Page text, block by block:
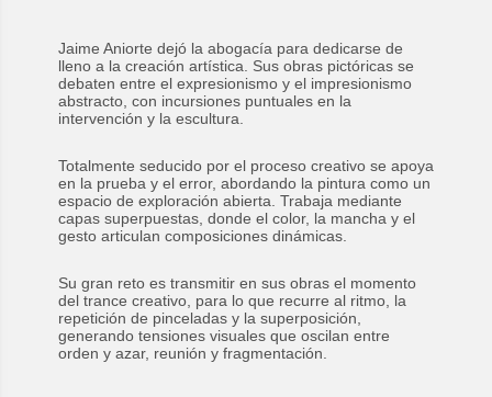
Jaime Aniorte dejó la abogacía para dedicarse de
lleno a la creación artística. Sus obras pictóricas se
debaten entre el expresionismo y el impresionismo
abstracto, con incursiones puntuales en la
intervención y la escultura.
Totalmente seducido por el proceso creativo se apoya
en la prueba y el error, abordando la pintura como un
espacio de exploración abierta. Trabaja mediante
capas superpuestas, donde el color, la mancha y el
gesto articulan composiciones dinámicas.
Su gran reto es transmitir en sus obras el momento
del trance creativo, para lo que recurre al ritmo, la
repetición de pinceladas y la superposición,
generando tensiones visuales que oscilan entre
orden y azar, reunión y fragmentación.